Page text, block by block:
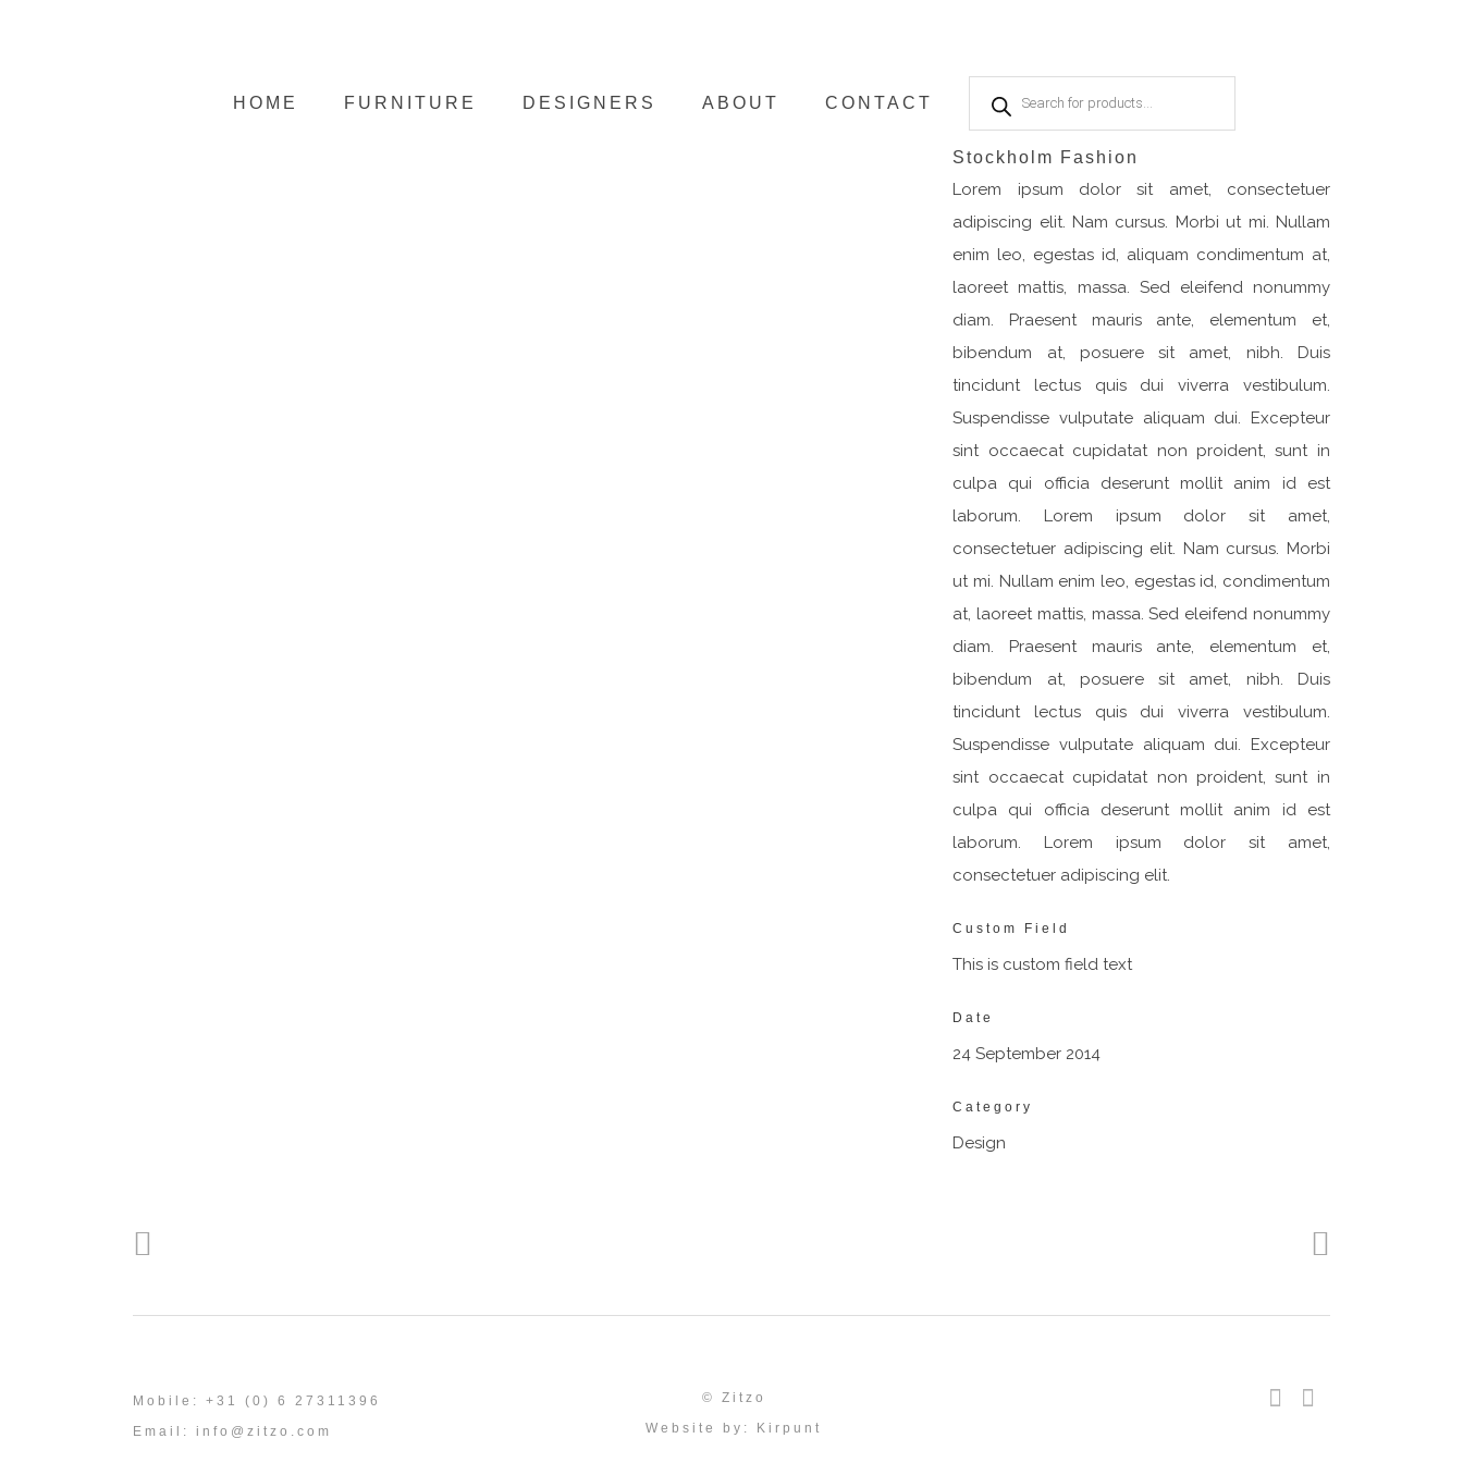
HOME FURNITURE DESIGNERS ABOUT CONTACT Products
search
Stockholm Fashion
Lorem ipsum dolor sit amet, consectetuer
adipiscing elit. Nam cursus. Morbi ut mi. Nullam
enim leo, egestas id, aliquam condimentum at,
laoreet mattis, massa. Sed eleifend nonummy
diam. Praesent mauris ante, elementum et,
bibendum at, posuere sit amet, nibh. Duis
tincidunt lectus quis dui viverra vestibulum.
Suspendisse vulputate aliquam dui. Excepteur
sint occaecat cupidatat non proident, sunt in
culpa qui officia deserunt mollit anim id est
laborum. Lorem ipsum dolor sit amet,
consectetuer adipiscing elit. Nam cursus. Morbi
ut mi. Nullam enim leo, egestas id, condimentum
at, laoreet mattis, massa. Sed eleifend nonummy
diam. Praesent mauris ante, elementum et,
bibendum at, posuere sit amet, nibh. Duis
tincidunt lectus quis dui viverra vestibulum.
Suspendisse vulputate aliquam dui. Excepteur
sint occaecat cupidatat non proident, sunt in
culpa qui officia deserunt mollit anim id est
laborum. Lorem ipsum dolor sit amet,
consectetuer adipiscing elit.
Custom Field
This is custom field text
Date
24 September 2014
Category
Design
Mobile: +31 (0) 6 27311396
Email: info@zitzo.com
© Zitzo
Website by:
Kirpunt